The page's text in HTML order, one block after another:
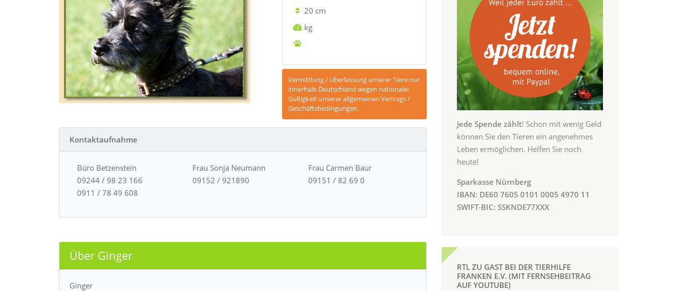
20 cm
kg
Vermittlung / Überlassung unserer Tiere nur
innerhalb Deutschland wegen nationaler
Gültigkeit unserer allgemeinen Vertrags /
Geschäftsbedingungen.
Kontaktaufnahme
Büro Betzenstein
09244 / 98 23 166
0911 / 78 49 608
Frau Sonja Neumann
09152 / 921890
Frau Carmen Baur
09151 / 82 69 0
Über Ginger
Ginger
Jede Spende zählt! Schon mit wenig Geld
können Sie den Tieren ein angenehmes
Leben ermöglichen. Helfen Sie noch
heute!
Sparkasse Nürnberg
IBAN: DE60 7605 0101 0005 4970 11
SWIFT-BIC: SSKNDE77XXX
RTL ZU GAST BEI DER TIERHILFE
FRANKEN E.V. (MIT FERNSEHBEITRAG
AUF YOUTUBE)